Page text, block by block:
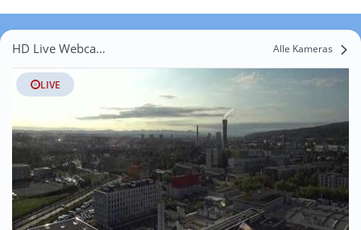
HD Live Webcams Glattfelden Alle Kameras
LIVE